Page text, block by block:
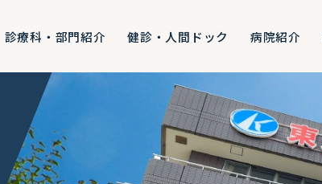
診療科・部門紹介 健診・人間ドック 病院紹介